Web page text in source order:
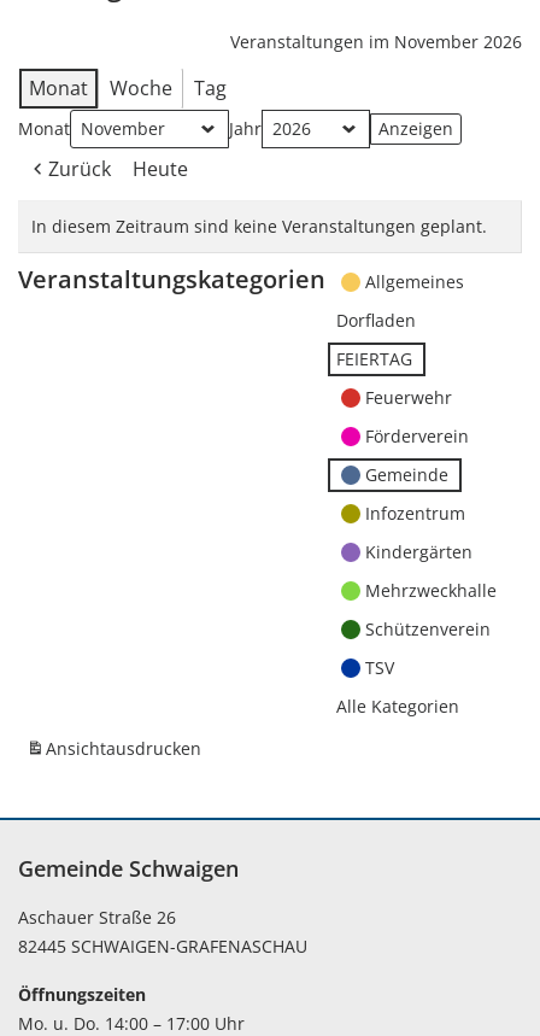
Veranstaltungen im November 2026
Monat Woche Tag
Monat Jahr
Zurück Heute
In diesem Zeitraum sind keine Veranstaltungen geplant.
Veranstaltungskategorien
Allgemeines
Dorfladen
FEIERTAG
Feuerwehr
Förderverein
Gemeinde
Infozentrum
Kindergärten
Mehrzweckhalle
Schützenverein
TSV
Alle Kategorien
Ansichtausdrucken
Gemeinde Schwaigen
Aschauer Straße 26
82445 SCHWAIGEN-GRAFENASCHAU
Öffnungszeiten
Mo. u. Do. 14:00 – 17:00 Uhr